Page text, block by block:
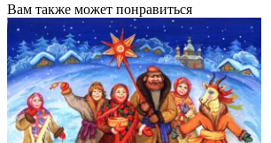
Вам также может понравиться